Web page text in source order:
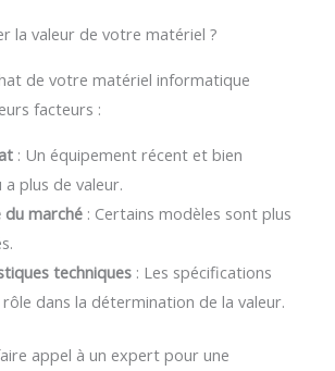
la valeur de votre matériel ?
de votre matériel informatique
facteurs :
: Un équipement récent et bien
plus de valeur.
du marché : Certains modèles sont plus
techniques : Les spécifications
dans la détermination de la valeur.
appel à un expert pour une